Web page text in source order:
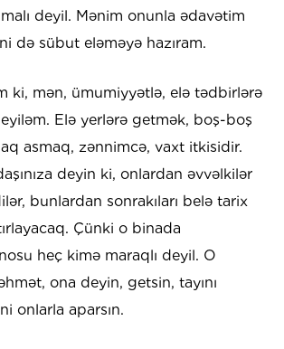
deyil. Mənim onunla ədavətim
də sübut eləməyə hazıram.
ki, mən, ümumiyyətlə, elə tədbirlərə
Elə yerlərə getmək, boş-boş
asmaq, zənnimcə, vaxt itkisidir.
deyin ki, onlardan əvvəlkilər
bunlardan sonrakıları belə tarix
Çünki o binada
heç kimə maraqlı deyil. O
ona deyin, getsin, tayını
onlarla aparsın.